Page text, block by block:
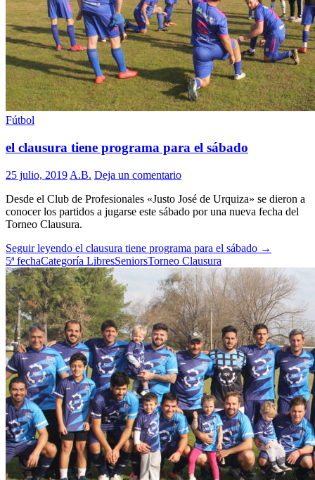
Fútbol
el clausura tiene programa para el sábado
25 julio, 2019 A.B. Deja un comentario
Desde el Club de Profesionales «Justo José de Urquiza» se dieron a
conocer los partidos a jugarse este sábado por una nueva fecha del
Torneo Clausura.
Seguir leyendo el clausura tiene programa para el sábado →
5ª fechaCategoría LibresSeniorsTorneo Clausura